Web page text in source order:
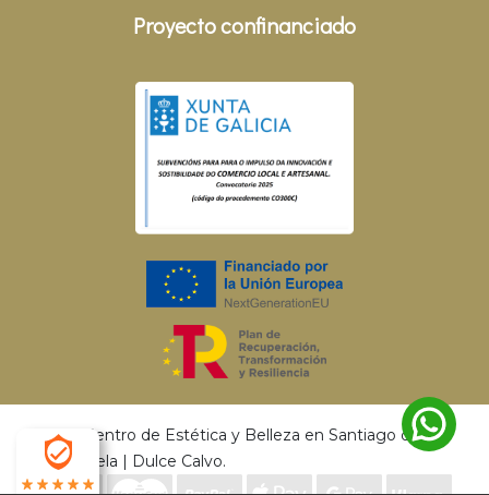
Proyecto confinanciado
© 2026 Centro de Estética y Belleza en Santiago de
Compostela | Dulce Calvo.